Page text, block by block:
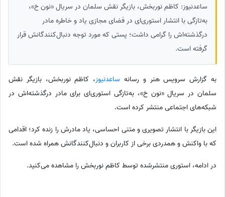
ساعدنیوز: کاظم نوربخش، بازیگر نقش سلمان در سریال «نون خ»،
به‌تازگی با انتشار استوری‌ای در فضای مجازی یاد و خاطره مادر
درگذشته‌اش را گرامی داشت؛ پستی که مورد توجه دنبال‌کنندگانش قرار
گرفته است.
به گزارش سرویس هنر و رسانه ساعدنیوز، کاظم نوربخش، بازیگر نقش
سلمان در سریال «نون خ»، به‌تازگی استوری‌ای برای مادر درگذشته‌اش در
شبکه‌های اجتماعی منتشر کرده است.
این بازیگر با انتشار تصویری و متنی احساسی، یاد مادرش را زنده کرد؛ اقدامی
که با واکنش و همدردی برخی از کاربران و دنبال‌کنندگانش همراه شده است.
در ادامه، استوری منتشرشده توسط کاظم نوربخش را مشاهده می‌کنید.